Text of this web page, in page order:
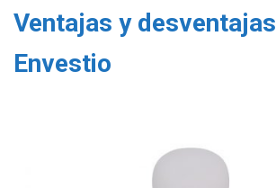
Ventajas y
Envestio